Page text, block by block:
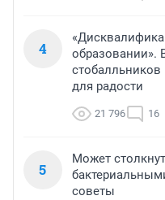
4
образовании».
для радости
21 796 16
5
Может
советы